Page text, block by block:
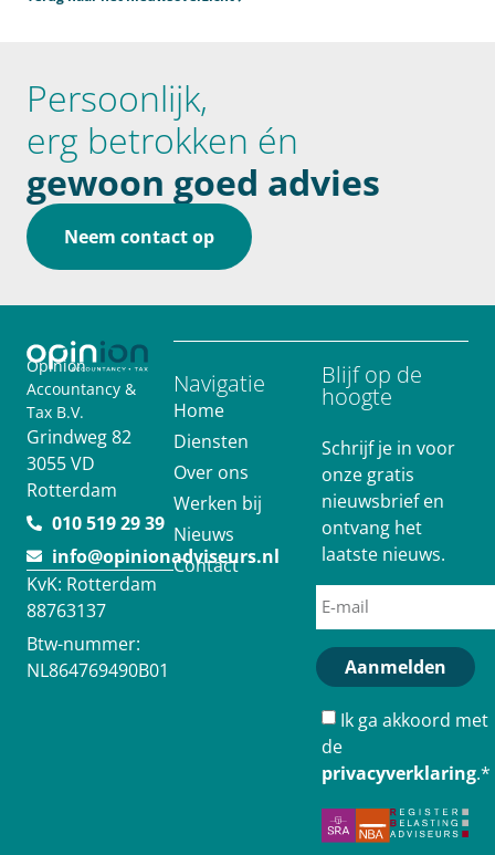
Persoonlijk,
erg betrokken én
gewoon goed advies
Neem contact op
Opinion
Accountancy &
Tax B.V.
Grindweg 82
3055 VD
Rotterdam
010 519 29 39
info@opinionadviseurs.nl
KvK: Rotterdam
88763137
Btw-nummer:
NL864769490B01
Navigatie
Home
Diensten
Over ons
Werken bij
Nieuws
Contact
Blijf op de
hoogte
Schrijf je in voor
onze gratis
nieuwsbrief en
ontvang het
laatste nieuws.
Ik ga akkoord met
de
privacyverklaring.*
Aanmelden